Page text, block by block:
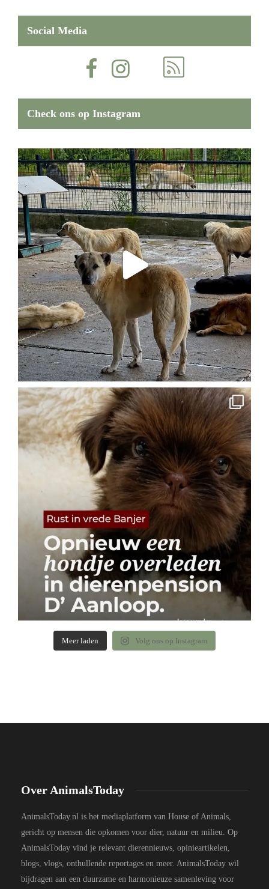
Social Media
Check ons op Instagram
Meer laden Volg ons op Instagram
Over AnimalsToday
AnimalsToday.nl is het mediaplatform van House of Animals,
gericht op mensen die opkomen voor dier, natuur en milieu. Op
AnimalsToday vind je relevant dierennieuws, opinieartikelen,
blogs, vlogs, onthullende reportages en meer. AnimalsToday wil
bijdragen aan een duurzame en harmonieuze samenleving voor